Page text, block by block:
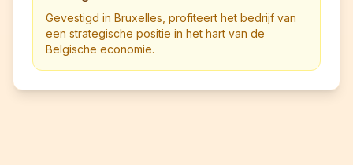
Gevestigd in Bruxelles, profiteert het bedrijf van
een strategische positie in het hart van de
Belgische economie.